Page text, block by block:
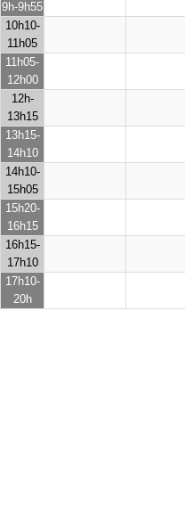
9h-9h55
10h10-
11h05
11h05-
12h00
12h-
13h15
13h15-
14h10
14h10-
15h05
15h20-
16h15
16h15-
17h10
17h10-
20h